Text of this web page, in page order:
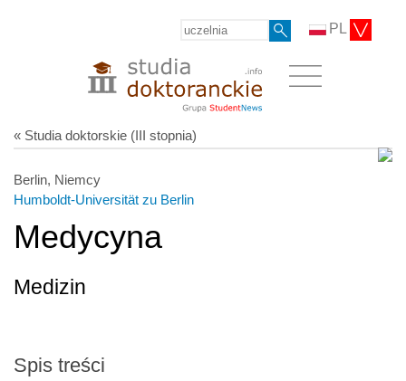
PL
« Studia doktorskie (III stopnia)
Berlin, Niemcy
Humboldt-Universität zu Berlin
Medycyna
Medizin
Spis treści